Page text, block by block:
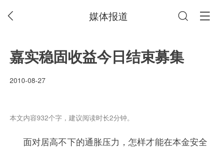
媒体报道
嘉实稳固收益今日结束募集
2010-08-27
本文内容932个字，建议阅读时长2分钟。
面对居高不下的通胀压力，怎样才能在本金安全